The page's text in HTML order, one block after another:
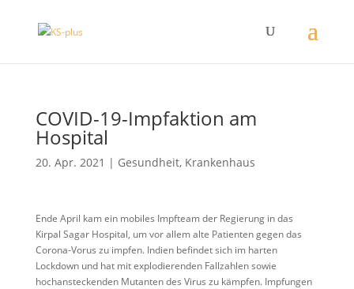
COVID-19-Impfaktion am
Hospital
20. Apr. 2021 | Gesundheit, Krankenhaus
Ende April kam ein mobiles Impfteam der Regierung in das
Kirpal Sagar Hospital, um vor allem alte Patienten gegen das
Corona-Vorus zu impfen. Indien befindet sich im harten
Lockdown und hat mit explodierenden Fallzahlen sowie
hochansteckenden Mutanten des Virus zu kämpfen. Impfungen